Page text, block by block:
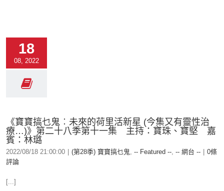
18
08, 2022
《寶寶搞乜鬼︰未來的荷里活新星 (今集又有靈性治
療…)》第二十八季第十一集 主持：寶珠、寶堅 嘉
賓：林璐
2022/08/18 21:00:00 (第28季) 寶寶搞乜鬼, -- Featured --, -- 網台 --
0條
評論
[...]